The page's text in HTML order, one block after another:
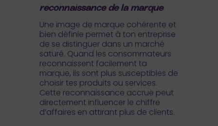
reconnaissance de la marque
Une image de marque cohérente et
bien définie permet à ton entreprise
de se distinguer dans un marché
saturé. Quand les consommateurs
reconnaissent facilement ta
marque, ils sont plus susceptibles de
choisir tes produits ou services.
Cette reconnaissance accrue peut
directement influencer le chiffre
d’affaires en attirant plus de clients.